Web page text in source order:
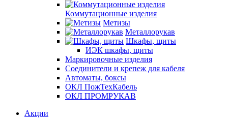
Коммутационные изделия
Метизы
Металлорукав
Шкафы, щиты
ИЭК шкафы, щиты
Маркировочные изделия
Соединители и крепеж для кабеля
Автоматы, боксы
ОКЛ ПожТехКабель
ОКЛ ПРОМРУКАВ
Акции